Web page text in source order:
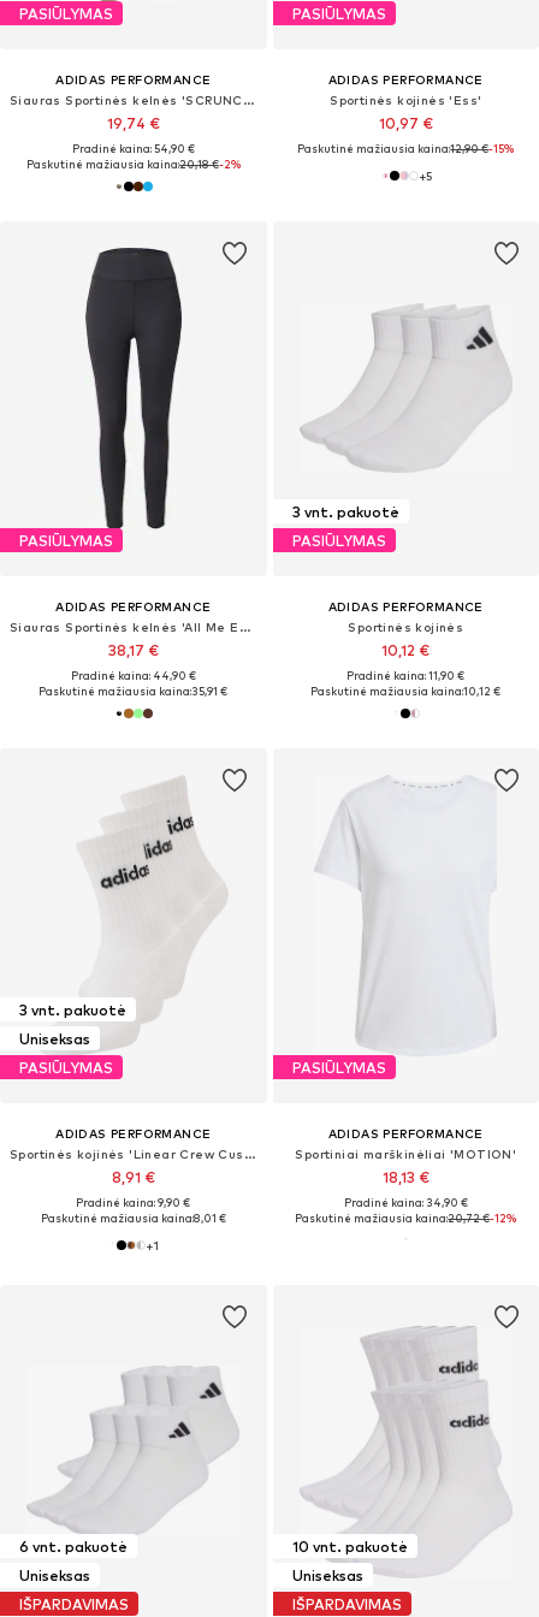
PASIŪLYMAS
ADIDAS PERFORMANCE
Siauras Sportinės kelnės 'SCRUNCH LEGGINGS'
19,74 €
Pradinė kaina: 54,90 €
Paskutinė mažiausia kaina:20,18 €-2%
PASIŪLYMAS
ADIDAS PERFORMANCE
Sportinės kojinės 'Ess'
10,97 €
Paskutinė mažiausia kaina:12,90 €-15%
+5
PASIŪLYMAS
ADIDAS PERFORMANCE
Siauras Sportinės kelnės 'All Me Essentials'
38,17 €
Pradinė kaina: 44,90 €
Paskutinė mažiausia kaina:35,91 €
3 vnt. pakuotė
PASIŪLYMAS
ADIDAS PERFORMANCE
Sportinės kojinės
10,12 €
Pradinė kaina: 11,90 €
Paskutinė mažiausia kaina:10,12 €
3 vnt. pakuotė
Uniseksas
PASIŪLYMAS
ADIDAS PERFORMANCE
Sportinės kojinės 'Linear Crew Cushioned 3 Pairs'
8,91 €
Pradinė kaina: 9,90 €
Paskutinė mažiausia kaina:8,01 €
+1
PASIŪLYMAS
ADIDAS PERFORMANCE
Sportiniai marškinėliai 'MOTION'
18,13 €
Pradinė kaina: 34,90 €
Paskutinė mažiausia kaina:20,72 €-12%
6 vnt. pakuotė
Uniseksas
IŠPARDAVIMAS
10 vnt. pakuotė
Uniseksas
IŠPARDAVIMAS